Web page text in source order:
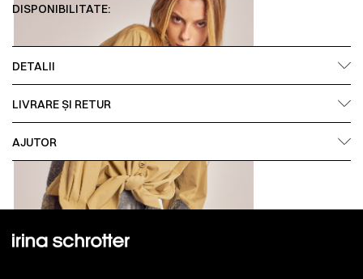
DISPONIBILITATE:
DETALII
LIVRARE ȘI RETUR
AJUTOR